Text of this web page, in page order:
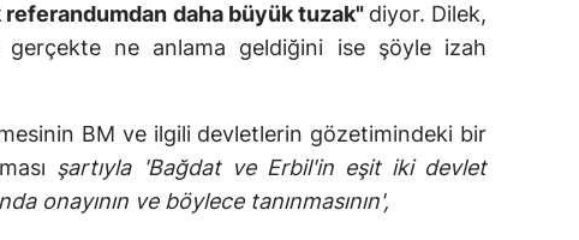
referandumdan daha büyük tuzak" diyor. Dilek,
gerçekte ne anlama geldiğini ise şöyle izah
BM ve ilgili devletlerin gözetimindeki bir
şartıyla 'Bağdat ve Erbil'in eşit iki devlet
onayının ve böylece tanınmasının',